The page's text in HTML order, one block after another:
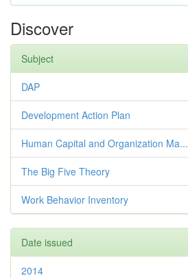
Discover
Subject
DAP
Development Action Plan
Human Capital and Organization Ma...
The Big Five Theory
Work Behavior Inventory
Date issued
2014